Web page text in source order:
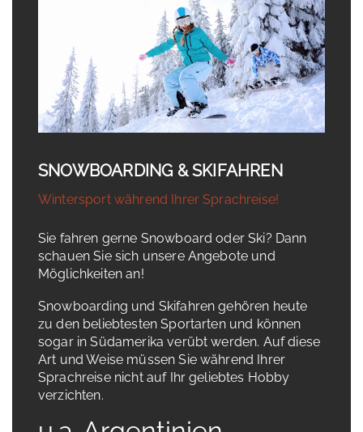
SNOWBOARDING & SKIFAHREN
Wintersport während Ihrer Sprachreise!
Sie fahren gerne Snowboard oder Ski? Dann
schauen Sie sich unsere Angebote und
Möglichkeiten an!
Snowboarding und Skifahren gehören heute
zu den beliebtesten Sportarten und können
sogar in Südamerika verübt werden. Auf diese
Art und Weise müssen Sie während Ihrer
Sprachreise nicht auf Ihr geliebtes Hobby
verzichten.